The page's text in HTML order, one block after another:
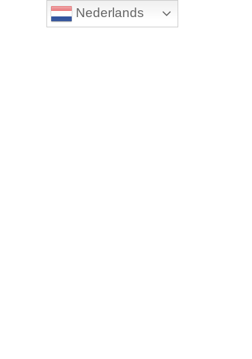
Nederlands